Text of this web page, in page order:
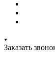
Заказать